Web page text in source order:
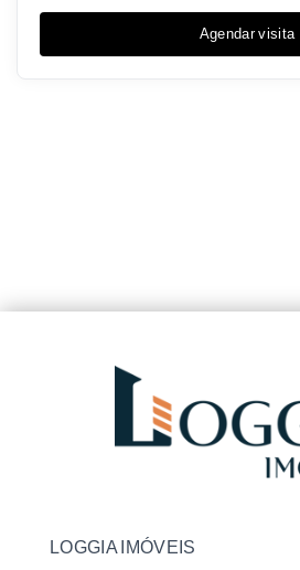
Agendar visita
LOGGIA IMÓVEIS